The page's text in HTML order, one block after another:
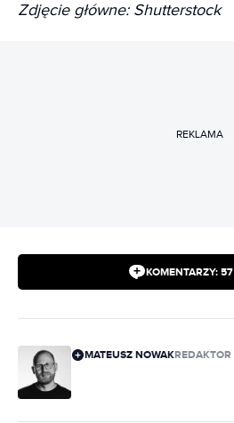
Zdjęcie główne: Shutterstock
REKLAMA
KOMENTARZY: 57
MATEUSZ NOWAKREDAKTOR